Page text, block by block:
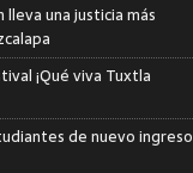
lleva una justicia más
¡Qué viva Tuxtla
de nuevo ingreso